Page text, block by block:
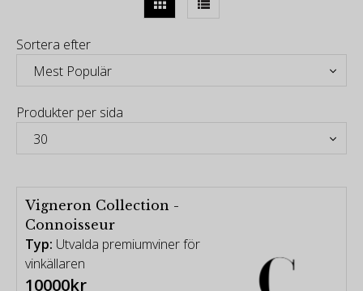
Sortera efter
Produkter per sida
Vigneron Collection -
Connoisseur
Typ: Utvalda premiumviner för
vinkällaren
10000kr